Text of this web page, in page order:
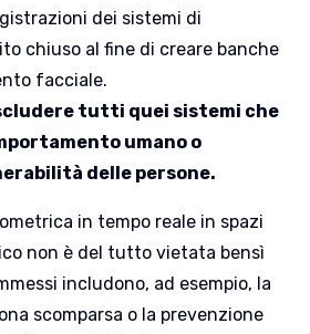
dei sistemi di
chiuso al fine di creare banche
facciale.
tutti quei sistemi che
umano o
delle persone.
in tempo reale in spazi
non è del tutto vietata bensì
includono, ad esempio, la
scomparsa o la prevenzione